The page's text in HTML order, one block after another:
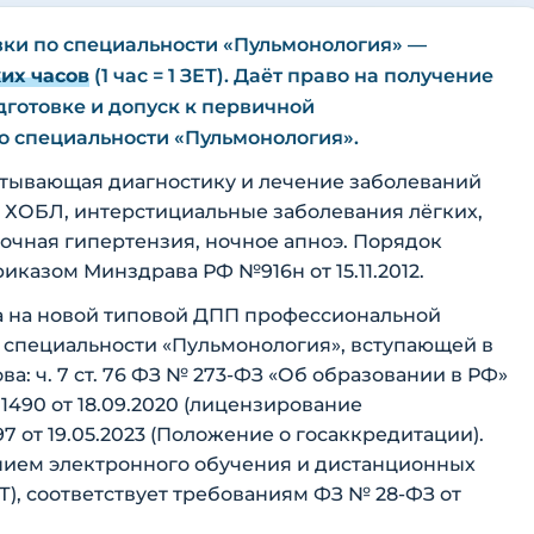
по специальности «Пульмонология» —
часов (1 час = 1 ЗЕТ). Даёт право на получение
и допуск к первичной
«Пульмонология».
диагностику и лечение заболеваний
интерстициальные заболевания лёгких,
гипертензия, ночное апноэ. Порядок
Минздрава РФ №916н от 15.11.2012.
новой типовой ДПП профессиональной
«Пульмонология», вступающей в
ч. 7 ст. 76 ФЗ № 273-ФЗ «Об образовании в РФ»
от 18.09.2020 (лицензирование
от 19.05.2023 (Положение о госаккредитации).
электронного обучения и дистанционных
соответствует требованиям ФЗ № 28-ФЗ от